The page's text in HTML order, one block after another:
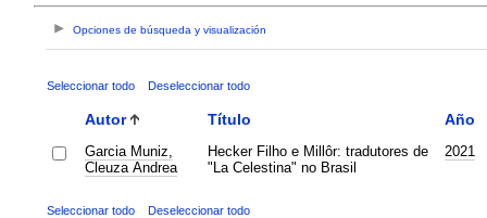
Opciones de búsqueda y visualización
Seleccionar todo Deseleccionar todo
Autor Título Año
Garcia Muniz,
Cleuza Andrea
Hecker Filho e Millôr: tradutores de
"La Celestina" no Brasil
2021
Seleccionar todo Deseleccionar todo